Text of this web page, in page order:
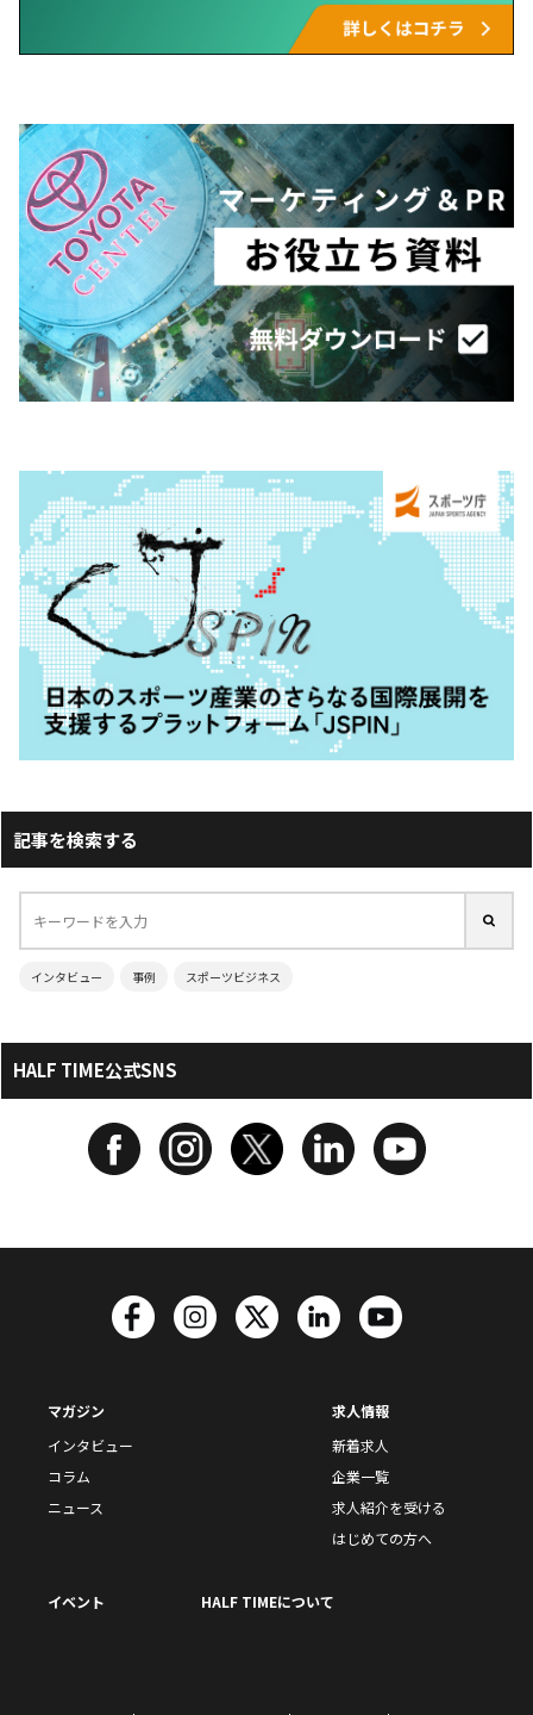
記事を検索する
インタビュー 事例 スポーツビジネス
HALF TIME公式SNS
マガジン
インタビュー
コラム
ニュース
求人情報
新着求人
企業一覧
求人紹介を受ける
はじめての方へ
イベント HALF TIMEについて